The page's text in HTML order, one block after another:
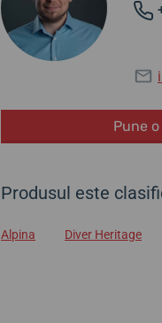
Pune
Produsul este
Alpina Diver Heritage